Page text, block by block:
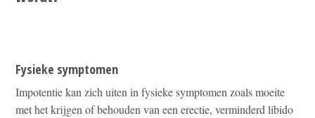
Fysieke symptomen
Impotentie kan zich uiten in fysieke symptomen zoals moeite
met het krijgen of behouden van een erectie, verminderd libido